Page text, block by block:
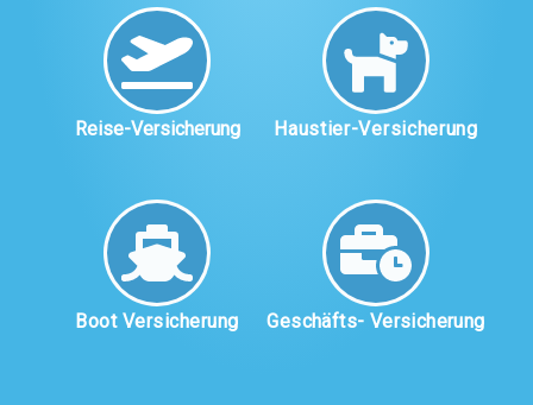
Reise-Versicherung Haustier-Versicherung
Boot Versicherung Geschäfts- Versicherung